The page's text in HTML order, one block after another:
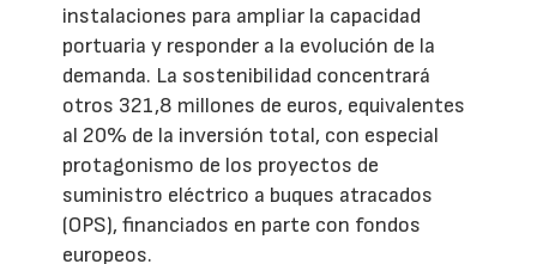
instalaciones para ampliar la capacidad
portuaria y responder a la evolución de la
demanda. La sostenibilidad concentrará
otros 321,8 millones de euros, equivalentes
al 20% de la inversión total, con especial
protagonismo de los proyectos de
suministro eléctrico a buques atracados
(OPS), financiados en parte con fondos
europeos.